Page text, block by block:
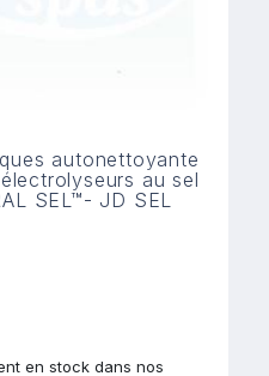
autonettoyante
au sel
SEL™- JD SEL
en stock dans nos